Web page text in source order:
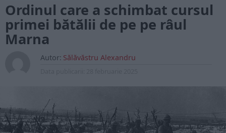
Ordinul care a schimbat cursul
primei bătălii de pe pe râul
Marna
Autor: Sălăvăstru Alexandru